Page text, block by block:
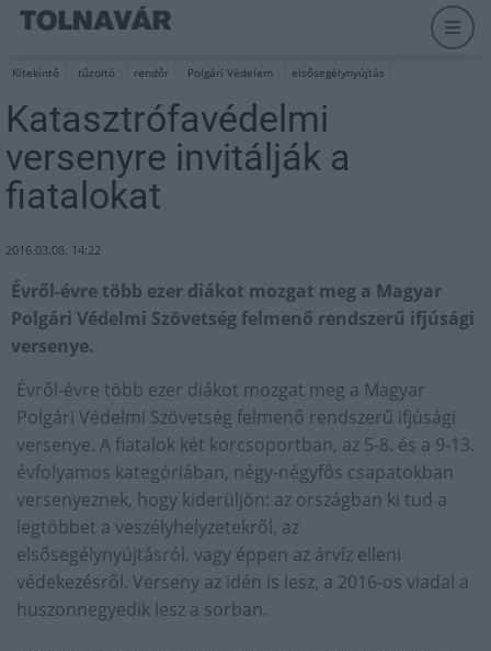
Kitekintő tűzoltó rendőr Polgári Védelem elsősegélynyújtás
Katasztrófavédelmi
versenyre invitálják a
fiatalokat
2016.03.08. 14:22
Évről-évre több ezer diákot mozgat meg a Magyar
Polgári Védelmi Szövetség felmenő rendszerű ifjúsági
versenye.
Évről-évre több ezer diákot mozgat meg a Magyar
Polgári Védelmi Szövetség felmenő rendszerű ifjúsági
versenye. A fiatalok két korcsoportban, az 5-8. és a 9-13.
évfolyamos kategóriában, négy-négyfős csapatokban
versenyeznek, hogy kiderüljön: az országban ki tud a
legtöbbet a veszélyhelyzetekről, az
elsősegélynyújtásról, vagy éppen az árvíz elleni
védekezésről. Verseny az idén is lesz, a 2016-os viadal a
huszonnegyedik lesz a sorban.